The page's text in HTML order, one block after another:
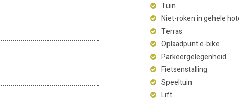
Tuin
Niet-roken in gehele
Terras
Oplaadpunt e-bike
Parkeergelegenheid
Fietsenstalling
Speeltuin
Lift